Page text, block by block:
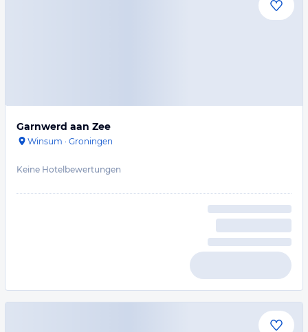
Garnwerd aan Zee
Winsum · Groningen
Keine Hotelbewertungen